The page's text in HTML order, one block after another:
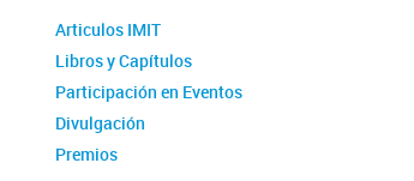
Articulos IMIT
Libros y Capítulos
Participación en Eventos
Divulgación
Premios